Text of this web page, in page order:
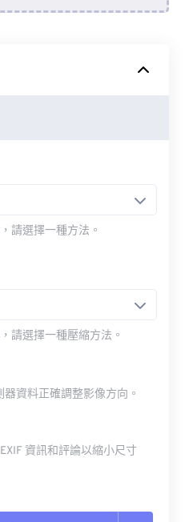
雲端硬碟
請選擇一種方法。
請選擇一種壓縮方法。
資料正確調整影像方向。
資訊和評論以縮小尺寸